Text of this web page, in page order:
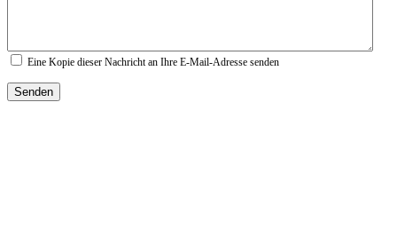
Eine Kopie dieser Nachricht an Ihre E-Mail-Adresse senden
Senden